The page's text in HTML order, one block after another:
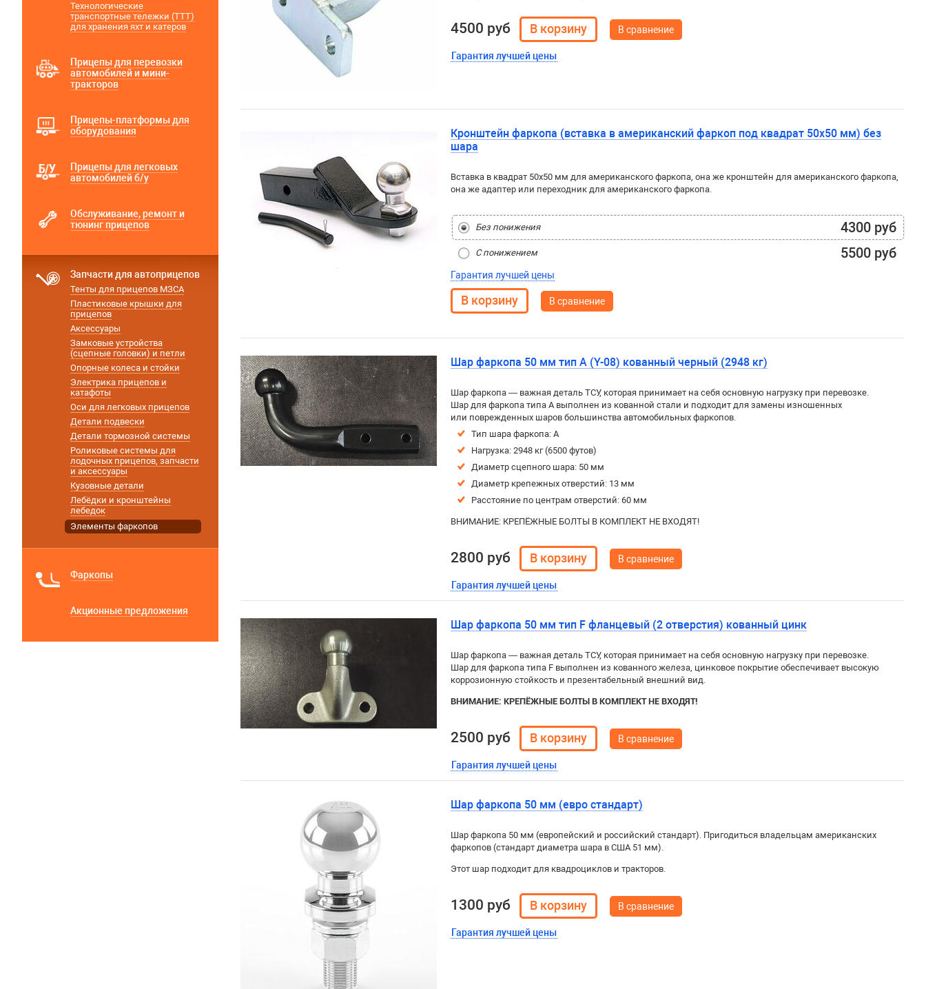
4500 руб
Гарантия лучшей цены
В сравнение
Кронштейн фаркопа (вставка в американский фаркоп под квадрат 50x50 мм) без
шара
Вставка в квадрат 50x50 мм для американского фаркопа, она же кронштейн для американского фаркопа,
она же адаптер или переходник для американского фаркопа.
Без понижения 4300 руб
С понижением 5500 руб
Гарантия лучшей цены
В сравнение
Шар фаркопа 50 мм тип A (Y-08) кованный черный (2948 кг)
Шар фаркопа — важная деталь ТСУ, которая принимает на себя основную нагрузку при перевозке.
Шар для фаркопа типа A выполнен из кованной стали и подходит для замены изношенных
или поврежденных шаров большинства автомобильных фаркопов.
Тип шара фаркопа: A
Нагрузка: 2948 кг (6500 футов)
Диаметр сцепного шара: 50 мм
Диаметр крепежных отверстий: 13 мм
Расстояние по центрам отверстий: 60 мм
ВНИМАНИЕ: КРЕПЁЖНЫЕ БОЛТЫ В КОМПЛЕКТ НЕ ВХОДЯТ!
2800 руб
Гарантия лучшей цены
В сравнение
Шар фаркопа 50 мм тип F фланцевый (2 отверстия) кованный цинк
Шар фаркопа — важная деталь ТСУ, которая принимает на себя основную нагрузку при перевозке.
Шар для фаркопа типа F выполнен из кованного железа, цинковое покрытие обеспечивает высокую
коррозионную стойкость и презентабельный внешний вид.
ВНИМАНИЕ: КРЕПЁЖНЫЕ БОЛТЫ В КОМПЛЕКТ НЕ ВХОДЯТ!
2500 руб
Гарантия лучшей цены
В сравнение
Шар фаркопа 50 мм (евро стандарт)
Шар фаркопа 50 мм (европейский и российский стандарт). Пригодиться владельцам американских
фаркопов (стандарт диаметра шара в США 51 мм).
Этот шар подходит для квадроциклов и тракторов.
1300 руб
Гарантия лучшей цены
В сравнение
Технологические
транспортные тележки (ТТТ)
для хранения яхт и катеров
Прицепы для перевозки
автомобилей и мини-
тракторов
Прицепы-платформы для
оборудования
Прицепы для легковых
автомобилей б/у
Обслуживание, ремонт и
тюнинг прицепов
Запчасти для автоприцепов
Тенты для прицепов МЗСА
Пластиковые крышки для
прицепов
Аксессуары
Замковые устройства
(сцепные головки) и петли
Опорные колеса и стойки
Электрика прицепов и
катафоты
Оси для легковых прицепов
Детали подвески
Детали тормозной системы
Роликовые системы для
лодочных прицепов, запчасти
и аксессуары
Кузовные детали
Лебёдки и кронштейны
лебедок
Элементы фаркопов
Фаркопы
Акционные предложения